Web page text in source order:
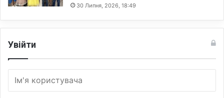
30 Липня, 2026, 18:49
Увійти